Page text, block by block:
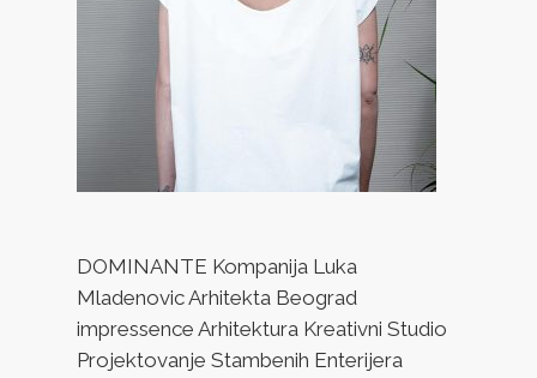
DOMINANTE Kompanija Luka
Mladenovic Arhitekta Beograd
impressence Arhitektura Kreativni Studio
Projektovanje Stambenih Enterijera